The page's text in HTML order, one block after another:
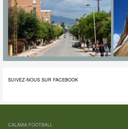
SUIVEZ-NOUS SUR FACEBOOK
CALAMA FOOTBALL